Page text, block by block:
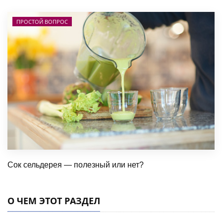
ПРОСТОЙ ВОПРОС
Сок сельдерея — полезный или нет?
О ЧЕМ ЭТОТ РАЗДЕЛ